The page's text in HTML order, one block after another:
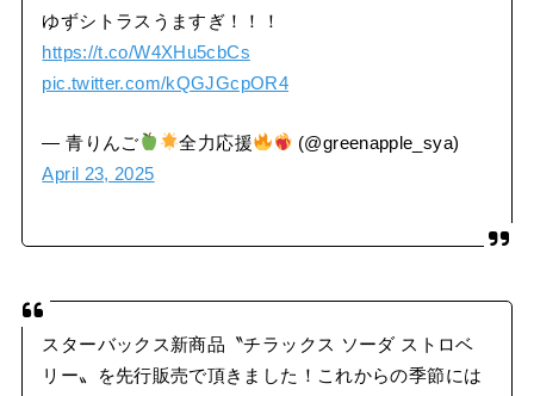
ゆずシトラスうますぎ！！！
https://t.co/W4XHu5cbCs
pic.twitter.com/kQGJGcpOR4
— 青りんご 全力応援
(@greenapple_sya)
April 23, 2025
スターバックス新商品〝チラックス ソーダ ストロベ
リー〟を先行販売で頂きました！これからの季節には